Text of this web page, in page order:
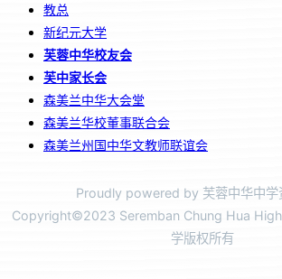
教总
新纪元大学
芙蓉中华校友会
芙中家长会
森美兰中华大会堂
森美兰华校董事联合会
森美兰州国中华文教师联谊会
Proudly powered by 芙蓉中华中学
Copyright©2023 Seremban Chung Hua
学版权所有